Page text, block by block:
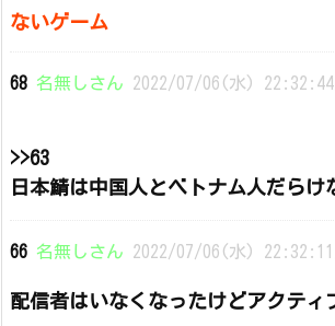
ないゲーム
68 名無しさん 2022/07/06(水)
>>63
日本鯖は中国人とベトナム人だらけ
66 名無しさん 2022/07/06(水)
配信者はいなくなったけどアクティ